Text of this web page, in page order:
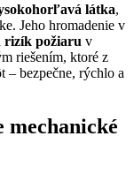
látka,
Jeho hromadenie v
rizík požiaru v
riešením, ktoré z
– bezpečne, rýchlo a
mechanické